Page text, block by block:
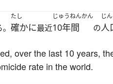
たし
確かに最近
じゅうねんかん
10年間 の
じ
人
over the last 10 years,
rate in the world.